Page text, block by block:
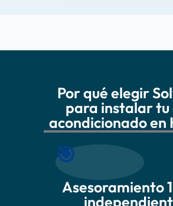
Por qué elegir
para instalar tu
acondicionado en
🎯
Asesoramiento